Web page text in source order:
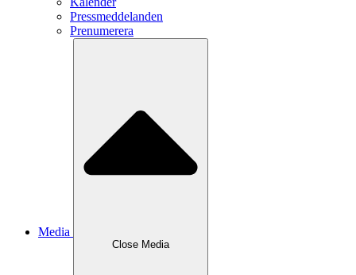
Pressmeddelanden
Prenumerera
Media
Close Media